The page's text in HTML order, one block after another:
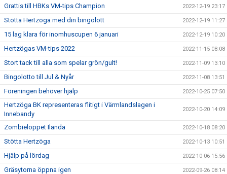
Grattis till HBKs VM-tips Champion 2022-12-19 23:17
Stötta Hertzöga med din bingolott 2022-12-19 11:27
15 lag klara för inomhuscupen 6 januari 2022-12-19 10:20
Hertzögas VM-tips 2022 2022-11-15 08:08
Stort tack till alla som spelar grön/gult! 2022-11-09 13:10
Bingolotto till Jul & Nyår 2022-11-08 13:51
Föreningen behöver hjälp 2022-10-25 07:50
Hertzöga BK representeras flitigt i Värmlandslagen i
Innebandy
2022-10-20 14:09
Zombieloppet Ilanda 2022-10-18 08:20
Stötta Hertzöga 2022-10-13 10:51
Hjälp på lördag 2022-10-06 15:56
Gräsytorna öppna igen 2022-09-26 08:14